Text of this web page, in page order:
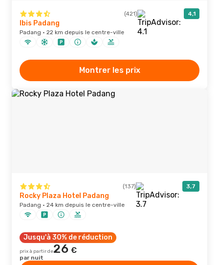
(421) 4,1
Ibis Padang
Padang · 22 km depuis le centre-ville
Montrer les prix
(137) 3,7
Rocky Plaza Hotel Padang
Padang · 24 km depuis le centre-ville
Jusqu'à 30% de réduction
prix à partir de26 €
par nuit